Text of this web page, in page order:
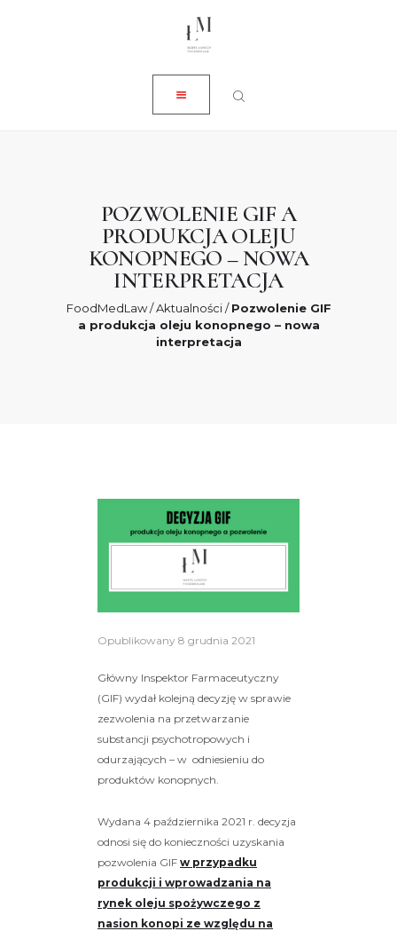
POZWOLENIE GIF A
PRODUKCJA OLEJU
KONOPNEGO – NOWA
INTERPRETACJA
FoodMedLaw/Aktualności/Pozwolenie GIF
a produkcja oleju konopnego – nowa
interpretacja
KONTAKT
0 ZŁ
Opublikowany 8 grudnia 2021
Główny Inspektor Farmaceutyczny
(GIF) wydał kolejną decyzję w sprawie
zezwolenia na przetwarzanie
substancji psychotropowych i
odurzających – w odniesieniu do
produktów konopnych.
Wydana 4 października 2021 r. decyzja
odnosi się do konieczności uzyskania
pozwolenia GIF w przypadku
produkcji i wprowadzania na
rynek oleju spożywczego z
nasion konopi ze względu na